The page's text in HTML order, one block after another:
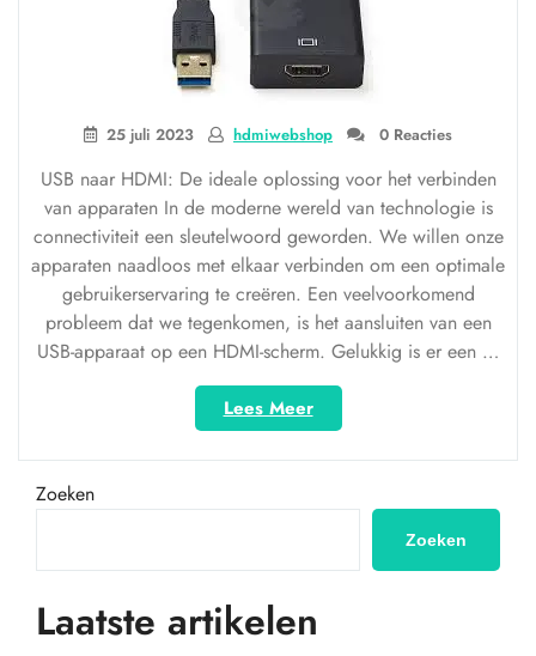
25 juli 2023 hdmiwebshop 0 Reacties
USB naar HDMI: De ideale oplossing voor het verbinden
van apparaten In de moderne wereld van technologie is
connectiviteit een sleutelwoord geworden. We willen onze
apparaten naadloos met elkaar verbinden om een optimale
gebruikerservaring te creëren. Een veelvoorkomend
probleem dat we tegenkomen, is het aansluiten van een
USB-apparaat op een HDMI-scherm. Gelukkig is er een …
Lees Meer“Eenvoudig
verbinden:
USB
HDMI-
voor
connectiviteit”
Zoeken
Zoeken
Laatste artikelen